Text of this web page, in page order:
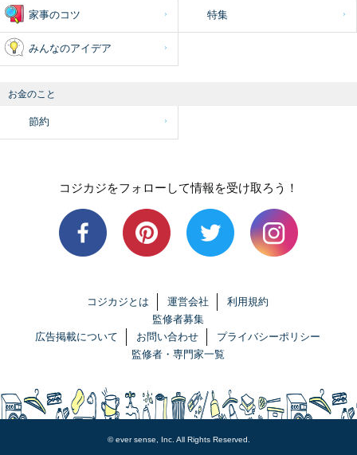
家事のコツ 特集
みんなのアイデア
お金のこと
節約
コジカジをフォローして情報を受け取ろう！
コジカジとは 運営会社
利用規約
監修者募集
広告掲載について
お問い合わせ
プライバシーポリシー
監修者・専門家一覧
© ever sense, Inc. All Rights Reserved.